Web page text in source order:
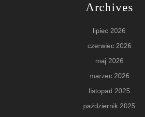
Archives
lipiec 2026
czerwiec 2026
maj 2026
marzec 2026
listopad 2025
październik 2025